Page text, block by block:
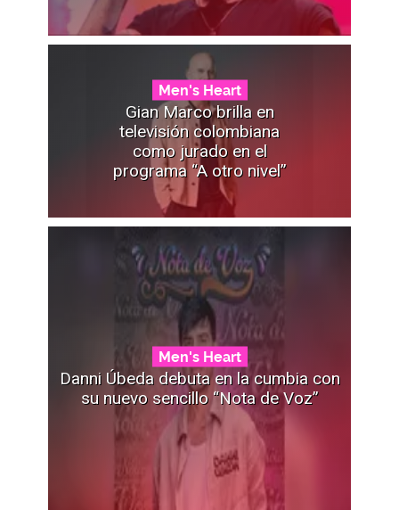
Men's Heart
Gian Marco brilla en
televisión colombiana
como jurado en el
programa “A otro nivel”
Men's Heart
Danni Úbeda debuta en la cumbia con
su nuevo sencillo “Nota de Voz”